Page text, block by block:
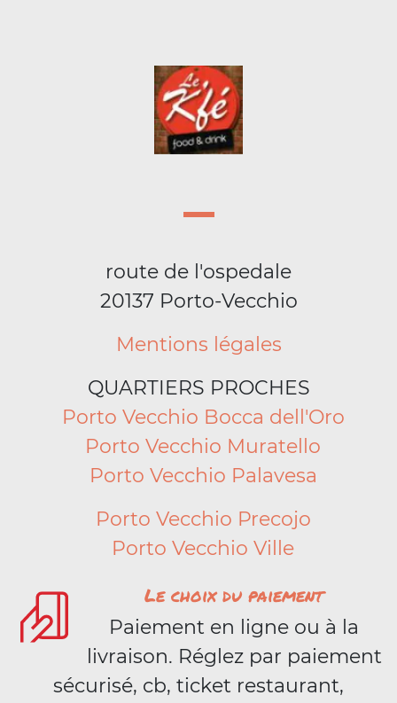
route de l'ospedale
20137 Porto-Vecchio
Mentions légales
QUARTIERS PROCHES
Porto Vecchio Bocca dell'Oro
Porto Vecchio Muratello
Porto Vecchio Palavesa
Porto Vecchio Precojo
Porto Vecchio Ville
Le choix du paiement
Paiement en ligne ou à la
livraison. Réglez par paiement
sécurisé, cb, ticket restaurant,